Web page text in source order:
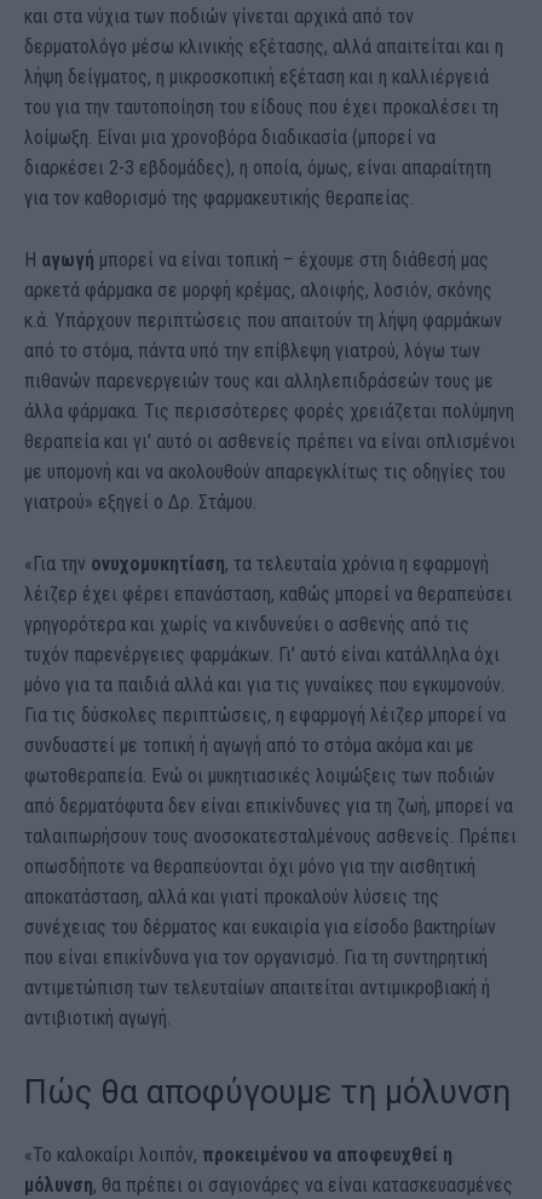
και στα νύχια των ποδιών γίνεται αρχικά από τον
δερματολόγο μέσω κλινικής εξέτασης, αλλά απαιτείται και η
λήψη δείγματος, η μικροσκοπική εξέταση και η καλλιέργειά
του για την ταυτοποίηση του είδους που έχει προκαλέσει τη
λοίμωξη. Είναι μια χρονοβόρα διαδικασία (μπορεί να
διαρκέσει 2-3 εβδομάδες), η οποία, όμως, είναι απαραίτητη
για τον καθορισμό της φαρμακευτικής θεραπείας.
Η αγωγή μπορεί να είναι τοπική – έχουμε στη διάθεσή μας
αρκετά φάρμακα σε μορφή κρέμας, αλοιφής, λοσιόν, σκόνης
κ.ά. Υπάρχουν περιπτώσεις που απαιτούν τη λήψη φαρμάκων
από το στόμα, πάντα υπό την επίβλεψη γιατρού, λόγω των
πιθανών παρενεργειών τους και αλληλεπιδράσεών τους με
άλλα φάρμακα. Τις περισσότερες φορές χρειάζεται πολύμηνη
θεραπεία και γι’ αυτό οι ασθενείς πρέπει να είναι οπλισμένοι
με υπομονή και να ακολουθούν απαρεγκλίτως τις οδηγίες του
γιατρού» εξηγεί ο Δρ. Στάμου.
«Για την ονυχομυκητίαση, τα τελευταία χρόνια η εφαρμογή
λέιζερ έχει φέρει επανάσταση, καθώς μπορεί να θεραπεύσει
γρηγορότερα και χωρίς να κινδυνεύει ο ασθενής από τις
τυχόν παρενέργειες φαρμάκων. Γι’ αυτό είναι κατάλληλα όχι
μόνο για τα παιδιά αλλά και για τις γυναίκες που εγκυμονούν.
Για τις δύσκολες περιπτώσεις, η εφαρμογή λέιζερ μπορεί να
συνδυαστεί με τοπική ή αγωγή από το στόμα ακόμα και με
φωτοθεραπεία. Ενώ οι μυκητιασικές λοιμώξεις των ποδιών
από δερματόφυτα δεν είναι επικίνδυνες για τη ζωή, μπορεί να
ταλαιπωρήσουν τους ανοσοκατεσταλμένους ασθενείς. Πρέπει
οπωσδήποτε να θεραπεύονται όχι μόνο για την αισθητική
αποκατάσταση, αλλά και γιατί προκαλούν λύσεις της
συνέχειας του δέρματος και ευκαιρία για είσοδο βακτηρίων
που είναι επικίνδυνα για τον οργανισμό. Για τη συντηρητική
αντιμετώπιση των τελευταίων απαιτείται αντιμικροβιακή ή
αντιβιοτική αγωγή.
Πώς θα αποφύγουμε τη μόλυνση
«Το καλοκαίρι λοιπόν, προκειμένου να αποφευχθεί η
μόλυνση, θα πρέπει οι σαγιονάρες να είναι κατασκευασμένες